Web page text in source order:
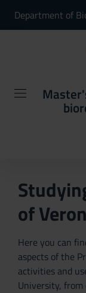
Department of
of
Here you can
aspects of the
activities and
University,